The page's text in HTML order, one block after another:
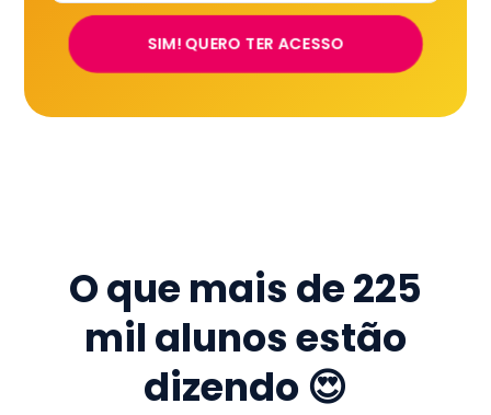
SIM! QUERO TER ACESSO
O que mais de225
mil alunos estão
dizendo 😍